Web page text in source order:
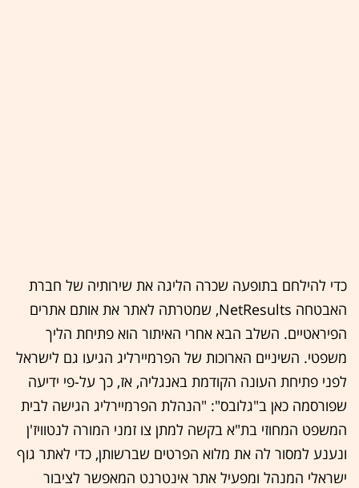
כדי להילחם בתופעה שכרה הליגה את שירותיה של חברת
האבטחה NetResults, שמטרתה לאתר את אותם אתרים
הפיראטיים. השלב הבא אחרי האיתור הוא פתיחת הליך
משפטי. השיניים הארוכות של הפרמיירליג הגיעו גם לישראל
לפני פתיחת העונה הקודמת באנגליה, אז, כך על-פי ידיעה
שפורסמה כאן ב"גלובס": "הנהלת הפרמיירליג הגישה לבית
המשפט המחוזי בת"א בקשה למתן צו זמני המורה לנטוויז'ן
ונענע למסור לה את מלוא הפרטים שברשותן, כדי לאתר גוף
ישראלי המנהל ומפעיל אתר אינטרנט המאפשר לציבור